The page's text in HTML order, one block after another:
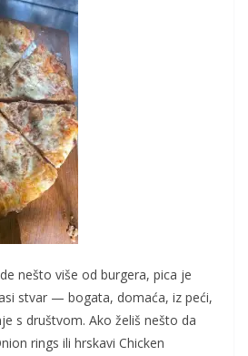
nešto više od burgera, pica je
stvar — bogata, domaća, iz peći,
s društvom. Ako želiš nešto da
rings ili hrskavi Chicken